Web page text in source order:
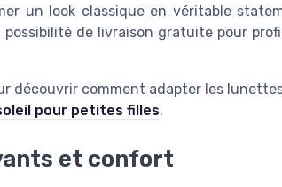
un look classique en véritable
de livraison gratuite pour
découvrir comment adapter les
pour petites filles.
et confort